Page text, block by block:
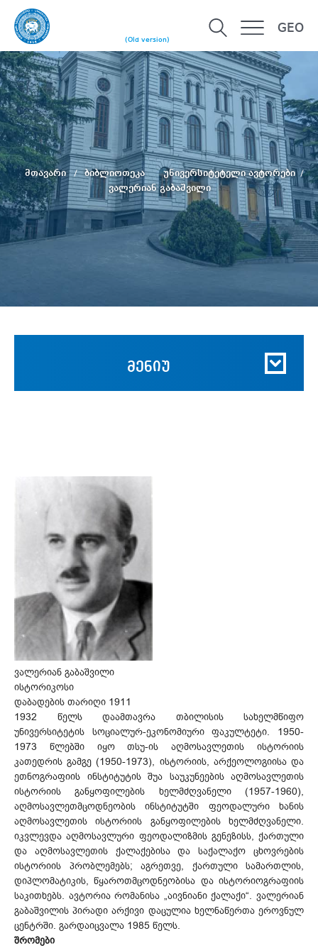
(Old version)
GEO
მთავარი ბიბლიოთეკა
უნივერსიტეტელი ავტორები
ვალერიან გაბაშვილი
მენიუ
ვალერიან გაბაშვილი
ისტორიკოსი
დაბადების თარიღი 1911
1932 წელს დაამთავრა თბილისის სახელმწიფო
უნივერსიტეტის სოციალურ-ეკონომიური ფაკულტეტი. 1950-
1973 წლებში იყო თსუ-ის აღმოსავლეთის ისტორიის
კათედრის გამგე (1950-1973), ისტორიის, არქეოლოგიისა და
ეთნოგრაფიის ინსტიტუტის შუა საუკუნეების აღმოსავლეთის
ისტორიის განყოფილების ხელმძღვანელი (1957-1960),
აღმოსავლეთმცოდნეობის ინსტიტუტში ფეოდალური ხანის
აღმოსავლეთის ისტორიის განყოფილების ხელმძღვანელი.
იკვლევდა აღმოსავლური ფეოდალიზმის გენეზისს, ქართული
და აღმოსავლეთის ქალაქებისა და საქალაქო ცხოვრების
ისტორიის პრობლემებს; აგრეთვე, ქართული სამართლის,
დიპლომატიკის, წყაროთმცოდნეობისა და ისტორიოგრაფიის
საკითხებს. ავტორია რომანისა „აივნიანი ქალაქი“. ვალერიან
გაბაშვილის პირადი არქივი დაცულია ხელნაწერთა ეროვნულ
ცენტრში. გარდაიცვალა 1985 წელს.
შრომები